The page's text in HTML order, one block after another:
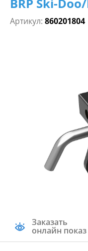
Артикул: 860201804
Заказать
онлайн показ